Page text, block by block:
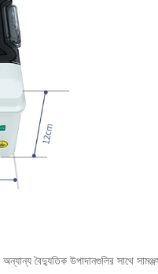
বৈদ্যুতিক উপাদানগুলির সাথে